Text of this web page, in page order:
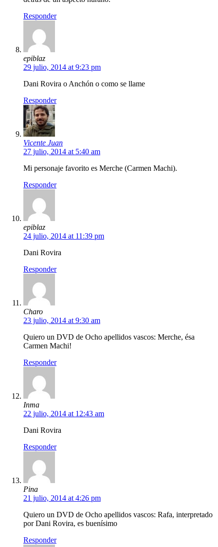
Responder
epiblaz
29 julio, 2014 at 9:23 pm
Dani Rovira o Anchón o como se llame
Responder
Vicente Juan
27 julio, 2014 at 5:40 am
Mi personaje favorito es Merche (Carmen Machi).
Responder
epiblaz
24 julio, 2014 at 11:39 pm
Dani Rovira
Responder
Charo
23 julio, 2014 at 9:30 am
Quiero un DVD de Ocho apellidos vascos: Merche, ésa
Carmen Machi!
Responder
Inma
22 julio, 2014 at 12:43 am
Dani Rovira
Responder
Pina
21 julio, 2014 at 4:26 pm
Quiero un DVD de Ocho apellidos vascos: Rafa, interpretado
por Dani Rovira, es buenísimo
Responder